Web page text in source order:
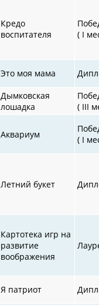
Кредо
воспитателя
( I
Это моя мама
Дымковская
лошадка
( III
Аквариум
( I
Летний букет
Картотека игр на
развитие
воображения
Я патриот